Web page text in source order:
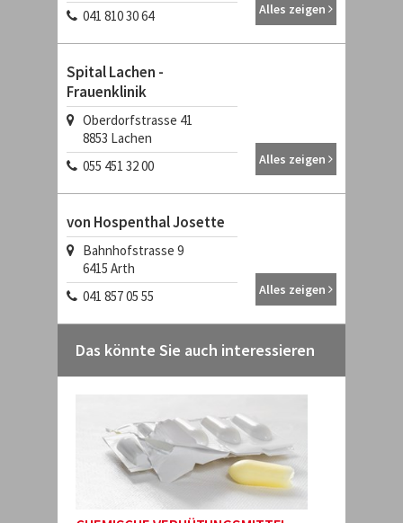
041 810 30 64
Alles zeigen
Spital Lachen -
Frauenklinik
Oberdorfstrasse 41
8853 Lachen
055 451 32 00
Alles zeigen
von Hospenthal Josette
Bahnhofstrasse 9
6415 Arth
041 857 05 55
Alles zeigen
Das könnte Sie auch interessieren